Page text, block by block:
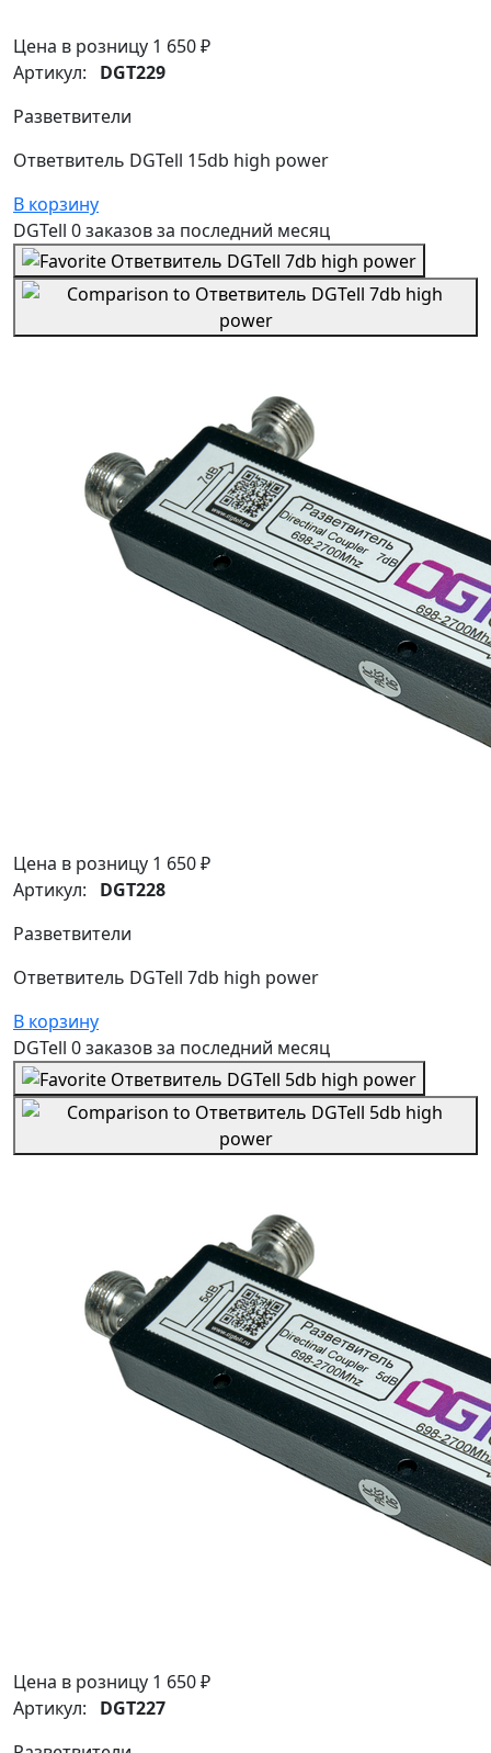
Цена в розницу 1 650 ₽
Артикул: DGT229
Разветвители
Ответвитель DGTell 15db high power
В корзину
DGTell 0 заказовза последний месяц
Цена в розницу 1 650 ₽
Артикул: DGT228
Разветвители
Ответвитель DGTell 7db high power
В корзину
DGTell 0 заказовза последний месяц
Цена в розницу 1 650 ₽
Артикул: DGT227